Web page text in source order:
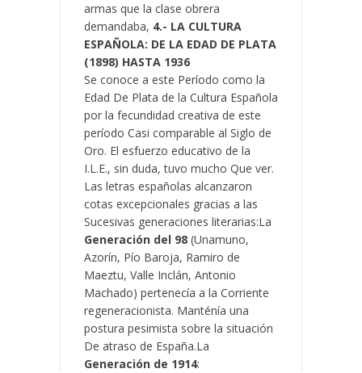
armas que la clase obrera
demandaba, 4.- LA CULTURA
ESPAÑOLA: DE LA EDAD DE PLATA
(1898) HASTA 1936
Se conoce a este Período como la
Edad De Plata de la Cultura Española
por la fecundidad creativa de este
período Casi comparable al Siglo de
Oro. El esfuerzo educativo de la
I.L.E., sin duda, tuvo mucho Que ver.
Las letras españolas alcanzaron
cotas excepcionales gracias a las
Sucesivas generaciones literarias:La
Generación del 98 (Unamuno,
Azorín, Pío Baroja, Ramiro de
Maeztu, Valle Inclán, Antonio
Machado) pertenecía a la Corriente
regeneracionista. Manténía una
postura pesimista sobre la situación
De atraso de España.La
Generación de 1914: